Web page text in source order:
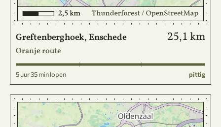
Greftenberghoek, Enschede 25,1 km
Oranje route
5 uur 35 min lopen pittig